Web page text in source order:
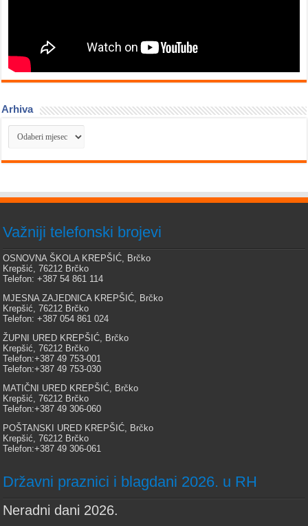
Arhiva
Arhiva
Važniji telefonski brojevi
OSNOVNA ŠKOLA KREPŠIĆ, Brčko
Krepšić, 76212 Brčko
Telefon: +387 54 861 114
MJESNA ZAJEDNICA KREPŠIĆ, Brčko
Krepšić, 76212 Brčko
Telefon: +387 054 861 024
ŽUPNI URED KREPŠIĆ, Brčko
Krepšić, 76212 Brčko
Telefon:+387 49 753-001
Telefon:+387 49 753-030
MATIČNI URED KREPŠIĆ, Brčko
Krepšić, 76212 Brčko
Telefon:+387 49 306-060
POŠTANSKI URED KREPŠIĆ, Brčko
Krepšić, 76212 Brčko
Telefon:+387 49 306-061
Državni praznici i blagdani 2026. u RH
Neradni dani 2026.